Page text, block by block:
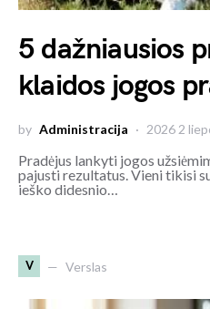
5 dažniausios
klaidos jogos
by Administracija 2026 2
Pradėjus lankyti jogos
pajusti rezultatus. Vieni tikisi
ieško didesnio…
V Verslas